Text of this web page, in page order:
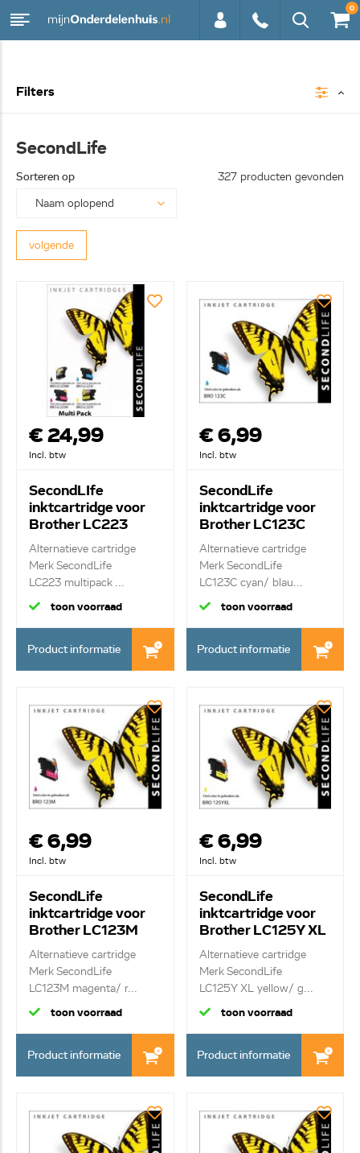
0
Filters
SecondLife
Sorteren op 327 producten gevonden
volgende
€ 24,99
Incl. btw
SecondLIfe
inktcartridge voor
Brother LC223
Multipack
Alternatieve cartridge
Merk SecondLife
LC223 multipack ...
toon voorraad
Product informatie
€ 6,99
Incl. btw
SecondLife
inktcartridge voor
Brother LC123C
blauw
Alternatieve cartridge
Merk SecondLife
LC123C cyan/ blau...
toon voorraad
Product informatie
€ 6,99
Incl. btw
SecondLife
inktcartridge voor
Brother LC123M
rood
Alternatieve cartridge
Merk SecondLife
LC123M magenta/ r...
toon voorraad
Product informatie
€ 6,99
Incl. btw
SecondLife
inktcartridge voor
Brother LC125Y XL
geel
Alternatieve cartridge
Merk SecondLife
LC125Y XL yellow/ g...
toon voorraad
Product informatie